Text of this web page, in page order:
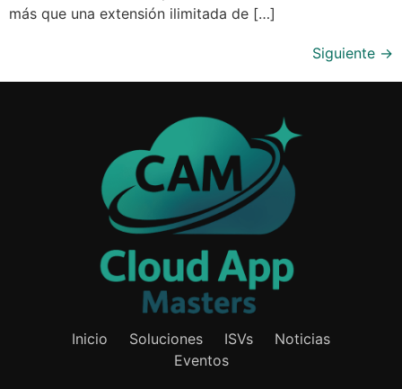
más que una extensión ilimitada de […]
Siguiente →
Inicio Soluciones ISVs
Noticias
Eventos